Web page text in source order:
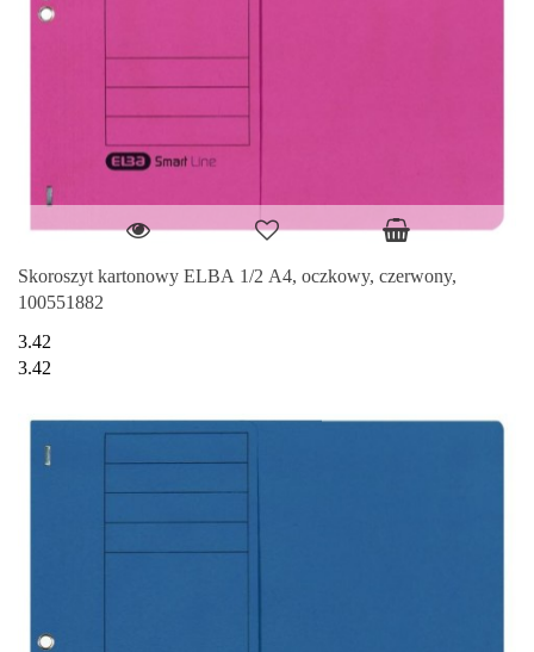
Skoroszyt kartonowy ELBA 1/2 A4, oczkowy, czerwony,
100551882
3.42
3.42